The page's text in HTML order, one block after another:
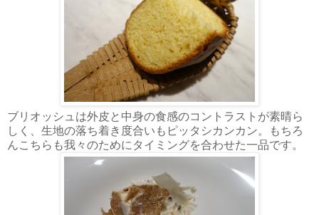
ブリオッシュは外皮と中身の食感のコントラストが素晴ら
しく、生地の落ち着き度合いもピッタシカンカン。もちろ
んこちらも我々のためにタイミングを合わせた一品です。